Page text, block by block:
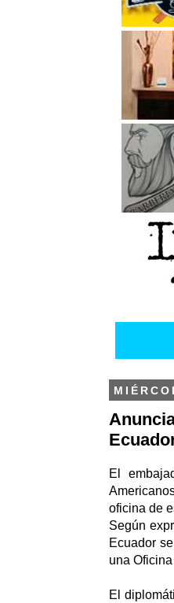
El
oficina de
Según
Ecuador
una
El